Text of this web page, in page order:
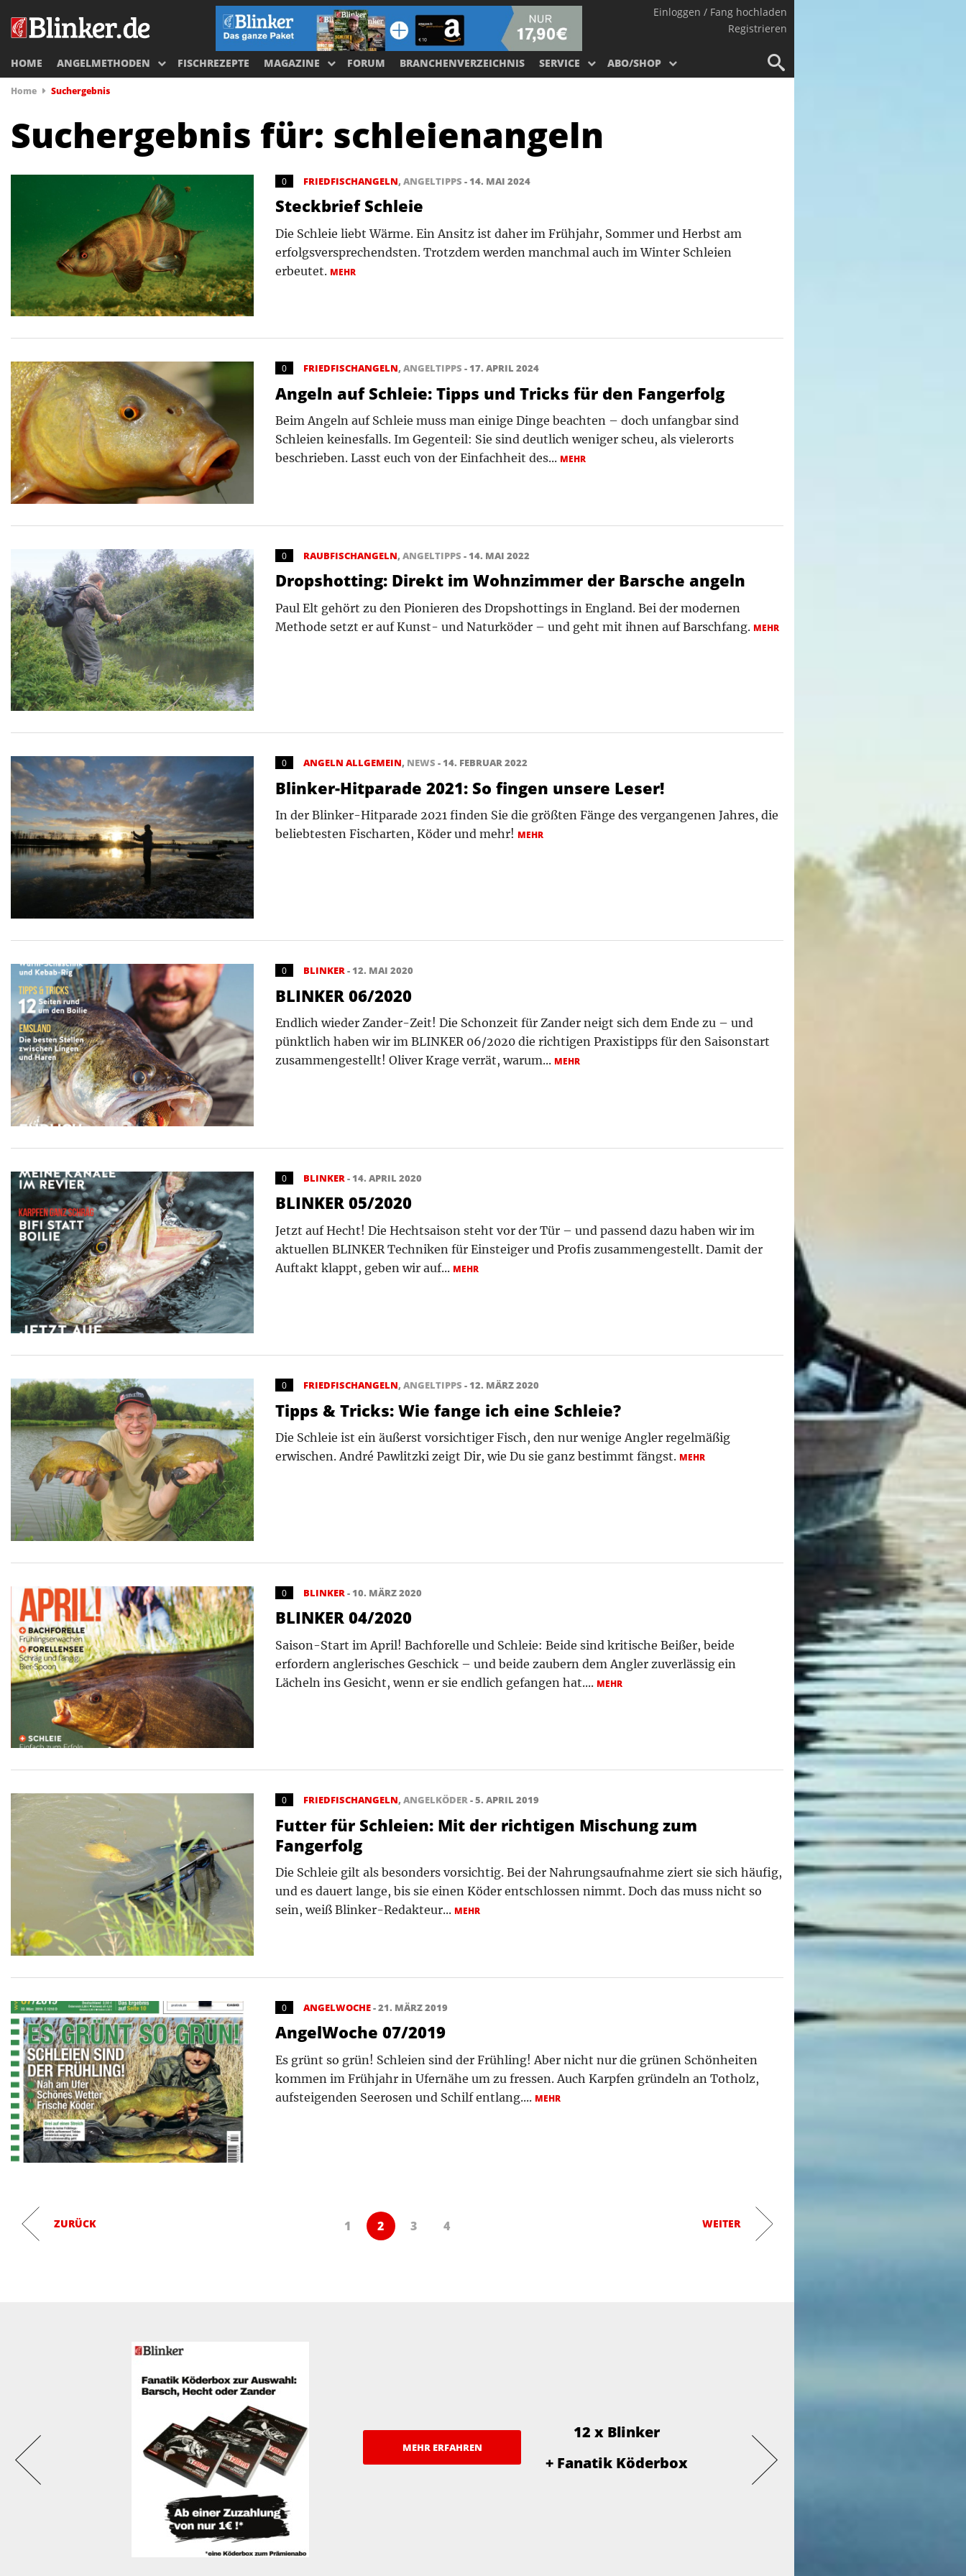
Einloggen / Fang hochladen
Registrieren
HOME ANGELMETHODEN FISCHREZEPTE MAGAZINE FORUM BRANCHENVERZEICHNIS SERVICE ABO/SHOP
Home Suchergebnis
Suchergebnis für: schleienangeln
0 FRIEDFISCHANGELN,ANGELTIPPS - 14. MAI 2024
Steckbrief Schleie
Die Schleie liebt Wärme. Ein Ansitz ist daher im Frühjahr, Sommer und Herbst am
erfolgsversprechendsten. Trotzdem werden manchmal auch im Winter Schleien
erbeutet. MEHR
0 FRIEDFISCHANGELN,ANGELTIPPS - 17. APRIL 2024
Angeln auf Schleie: Tipps und Tricks für den Fangerfolg
Beim Angeln auf Schleie muss man einige Dinge beachten – doch unfangbar sind
Schleien keinesfalls. Im Gegenteil: Sie sind deutlich weniger scheu, als vielerorts
beschrieben. Lasst euch von der Einfachheit des... MEHR
0 RAUBFISCHANGELN,ANGELTIPPS - 14. MAI 2022
Dropshotting: Direkt im Wohnzimmer der Barsche angeln
Paul Elt gehört zu den Pionieren des Dropshottings in England. Bei der modernen
Methode setzt er auf Kunst- und Naturköder – und geht mit ihnen auf Barschfang. MEHR
0 ANGELN ALLGEMEIN, NEWS - 14. FEBRUAR 2022
Blinker-Hitparade 2021: So fingen unsere Leser!
In der Blinker-Hitparade 2021 finden Sie die größten Fänge des vergangenen Jahres, die
beliebtesten Fischarten, Köder und mehr! MEHR
0 BLINKER- 12. MAI 2020
BLINKER 06/2020
Endlich wieder Zander-Zeit! Die Schonzeit für Zander neigt sich dem Ende zu – und
pünktlich haben wir im BLINKER 06/2020 die richtigen Praxistipps für den Saisonstart
zusammengestellt! Oliver Krage verrät, warum... MEHR
0 BLINKER - 14. APRIL 2020
BLINKER 05/2020
Jetzt auf Hecht! Die Hechtsaison steht vor der Tür – und passend dazu haben wir im
aktuellen BLINKER Techniken für Einsteiger und Profis zusammengestellt. Damit der
Auftakt klappt, geben wir auf... MEHR
0 FRIEDFISCHANGELN,ANGELTIPPS - 12. MÄRZ 2020
Tipps & Tricks: Wie fange ich eine Schleie?
Die Schleie ist ein ­äußerst vorsichtiger Fisch, den nur wenige Angler regelmäßig
erwischen. André Pawlitzki zeigt Dir, wie Du sie ganz bestimmt fängst. MEHR
0 BLINKER- 10. MÄRZ 2020
BLINKER 04/2020
Saison-Start im April! Bachforelle und Schleie: Beide sind kritische Beißer, beide
erfordern anglerisches Geschick – und beide zaubern dem Angler zuverlässig ein
Lächeln ins Gesicht, wenn er sie endlich gefangen hat.... MEHR
0 FRIEDFISCHANGELN,ANGELKÖDER- 5. APRIL 2019
Futter für Schleien: Mit der richtigen Mischung zum
Fangerfolg
Die Schleie gilt als besonders vorsichtig. Bei der Nahrungsaufnahme ziert sie sich häufig,
und es dauert lange, bis sie einen Köder entschlossen nimmt. Doch das muss nicht so
sein, weiß Blinker-Redakteur... MEHR
0 ANGELWOCHE- 21. MÄRZ 2019
AngelWoche 07/2019
Es grünt so grün! Schleien sind der Frühling! Aber nicht nur die grünen Schönheiten
kommen im Frühjahr in Ufernähe um zu fressen. Auch Karpfen gründeln an Totholz,
aufsteigenden Seerosen und Schilf entlang.... MEHR
ZURÜCK WEITER
1 2 3 4
12 x Blinker
+ Fanatik Köderbox
MEHR ERFAHREN